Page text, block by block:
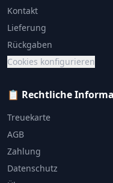
Kontakt
Lieferung
Rückgaben
Cookies konfigurieren
📋 Rechtliche
Treuekarte
AGB
Zahlung
Datenschutz